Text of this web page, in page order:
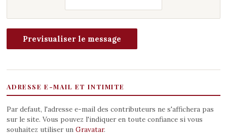
ADRESSE E-MAIL ET INTIMITE
Par defaut, l'adresse e-mail des contributeurs ne s'affichera pas
sur le site. Vous pouvez l'indiquer en toute confiance si vous
souhaitez utiliser un Gravatar.